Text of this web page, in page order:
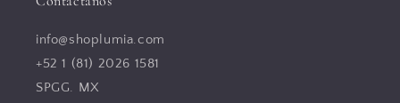
info@shoplumia.com
+52 1 (81) 2026 1581
SPGG. MX